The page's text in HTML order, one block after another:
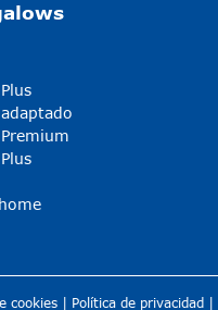
cookies Política de privacidad